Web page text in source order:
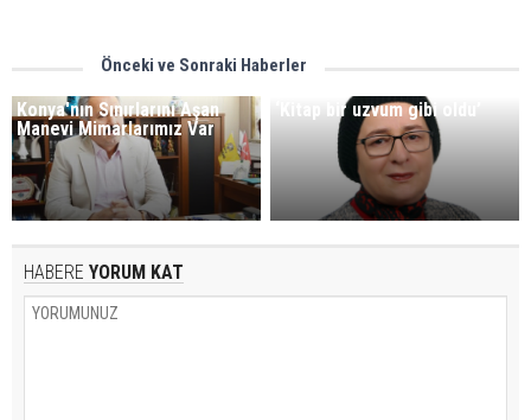
Önceki ve Sonraki Haberler
Konya'nın Sınırlarını Aşan
Manevi Mimarlarımız Var
‘Kitap bir uzvum gibi oldu’
HABERE YORUM KAT